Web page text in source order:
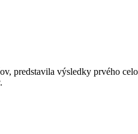
predstavila výsledky prvého